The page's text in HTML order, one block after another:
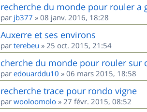
recherche du monde pour rouler a
par jb377 » 08 janv. 2016, 18:28
Auxerre et ses environs
par terebeu » 25 oct. 2015, 21:54
cherche du monde pour rouler sur
par edouarddu10 » 06 mars 2015, 18:58
recherche trace pour rondo vigne
par wooloomolo » 27 févr. 2015, 08:52